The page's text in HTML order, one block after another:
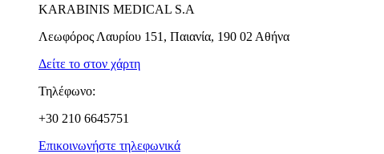
KARABINIS MEDICAL S.A
Λεωφόρος Λαυρίου 151, Παιανία, 190 02 Αθήνα
Δείτε το στον χάρτη
Τηλέφωνο:
+30 210 6645751
Επικοινωνήστε τηλεφωνικά